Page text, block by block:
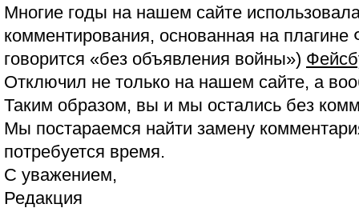
Многие годы на нашем сайте
комментирования, основанная на
говорится «без объявления войны»)
Отключил не только на нашем сайте, а
Таким образом, вы и мы остались без
Мы постараемся найти замену
потребуется время.
С уважением,
Редакция